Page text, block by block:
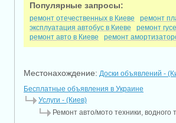
Популярные запросы:
ремонт отечественных в Киеве ремонт
эксплуатация автобус в Киеве
ремонт
ремонт авто в Киеве
ремонт
Местонахождение: Доски объявлений -
Бесплатные объявления в Украине
Услуги - (Киев)
Ремонт авто/мото техники, водного